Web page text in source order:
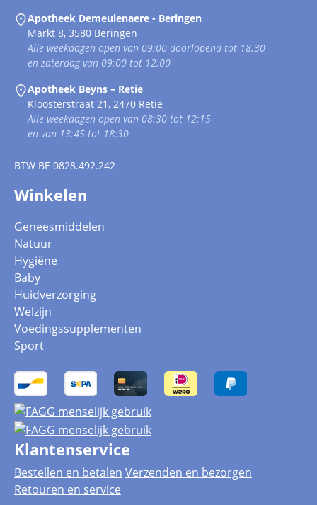
Apotheek Demeulenaere - Beringen
Markt 8, 3580 Beringen
Alle weekdagen open van 09:00 doorlopend tot 18.30
en zaterdag van 09:00 tot 12:00
Apotheek Beyns – Retie
Kloosterstraat 21, 2470 Retie
Alle weekdagen open van 08:30 tot 12:15
en van 13:45 tot 18:30
BTW BE 0828.492.242
Winkelen
Geneesmiddelen
Natuur
Hygiëne
Baby
Huidverzorging
Welzijn
Voedingssupplementen
Sport
Klantenservice
Bestellen en betalen Verzenden en bezorgen
Retouren en service